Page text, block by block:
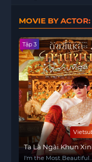
MOVIE BY
Tập 3
Ta Là Ngài Khun
Đẹp Nhất
I'm the Most Beautiful